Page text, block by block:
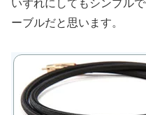
いずれにしてもシンプル
ーブルだと思います。